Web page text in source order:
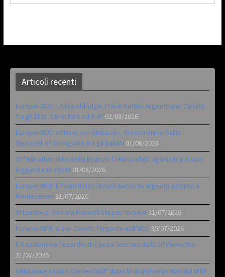
Articoli recenti
Europei XCO: titoli a Aldridge, Frei e Hutter. Argento per Zanotti
tra gli Elite. Corvi fora ed è 4^ 02/08/2026
Europei XCO: vittorie per Ghibaudo, Grossmann e Gallis.
Signorelli 5^ la migliore tra gli italiani 01/08/2026
35ª Marathon Bike della Brianza: l’ultima sfida agonistica di una
leggendaria storia 01/08/2026
Europei MTB: il Team Relay firma il secondo argento azzurro a
Monteceneri 31/07/2026
Attenzione: Samara Maxwell sta per tornare 31/07/2026
Europei MTB: a Juri Zanotti l’argento nell’XCC 30/07/2026
Il 6 settembre l’esordio di Coppa Toscana della Gf Pinocchio
31/07/2026
Situazione circuiti Contest360° dopo la Gran Fondo Marradi MTB